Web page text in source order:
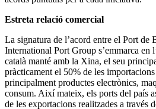
Estreta relació comercial
La signatura de l’acord entre el Port de
International Port Group s’emmarca en
català manté amb la Xina, el seu
pràcticament el 50% de les
principalment productes electrònics,
consum. Així mateix, els ports del país
de les exportacions realitzades a través